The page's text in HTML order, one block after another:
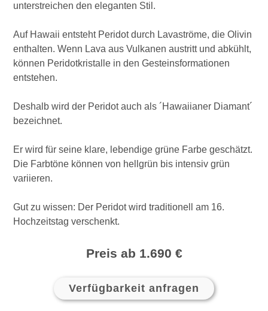
unterstreichen den eleganten Stil.
Auf Hawaii entsteht Peridot durch Lavaströme, die Olivin
enthalten. Wenn Lava aus Vulkanen austritt und abkühlt,
können Peridotkristalle in den Gesteinsformationen
entstehen.
Deshalb wird der Peridot auch als ´Hawaiianer Diamant´
bezeichnet.
Er wird für seine klare, lebendige grüne Farbe geschätzt.
Die Farbtöne können von hellgrün bis intensiv grün
variieren.
Gut zu wissen: Der Peridot wird traditionell am 16.
Hochzeitstag verschenkt.
Preis ab 1.690 €
Verfügbarkeit anfragen